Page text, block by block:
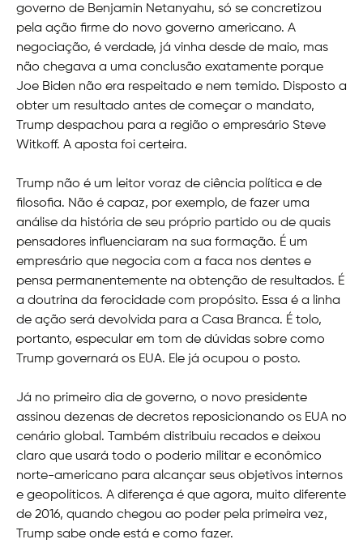
governo de Benjamin Netanyahu, só se concretizou
pela ação firme do novo governo americano. A
negociação, é verdade, já vinha desde de maio, mas
não chegava a uma conclusão exatamente porque
Joe Biden não era respeitado e nem temido. Disposto a
obter um resultado antes de começar o mandato,
Trump despachou para a região o empresário Steve
Witkoff. A aposta foi certeira.
Trump não é um leitor voraz de ciência política e de
filosofia. Não é capaz, por exemplo, de fazer uma
análise da história de seu próprio partido ou de quais
pensadores influenciaram na sua formação. É um
empresário que negocia com a faca nos dentes e
pensa permanentemente na obtenção de resultados. É
a doutrina da ferocidade com propósito. Essa é a linha
de ação será devolvida para a Casa Branca. É tolo,
portanto, especular em tom de dúvidas sobre como
Trump governará os EUA. Ele já ocupou o posto.
Já no primeiro dia de governo, o novo presidente
assinou dezenas de decretos reposicionando os EUA no
cenário global. Também distribuiu recados e deixou
claro que usará todo o poderio militar e econômico
norte-americano para alcançar seus objetivos internos
e geopolíticos. A diferença é que agora, muito diferente
de 2016, quando chegou ao poder pela primeira vez,
Trump sabe onde está e como fazer.